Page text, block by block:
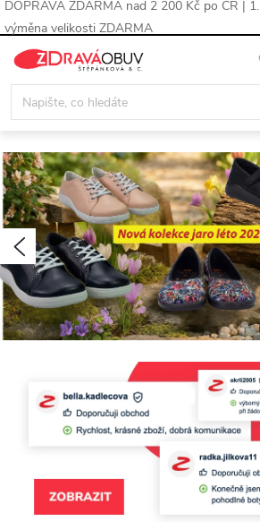
DOPRAVA ZDARMA nad 2 200 Kč po ČR | 1.
výměna velikosti ZDARMA
Přejít
obsah
V
í
t
e
j
t
Předchozí